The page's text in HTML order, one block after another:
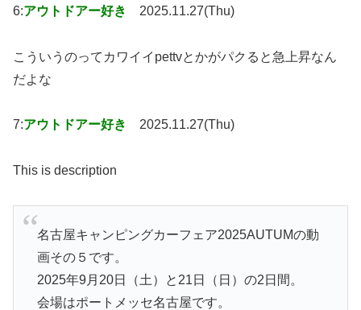
6:アウトドアー好き 2025.11.27(Thu)
こういうのってカワイイpettvとかがパクると急上昇なん
だよな
7:アウトドアー好き 2025.11.27(Thu)
This is description
名古屋キャンピングカーフェア2025AUTUMの動
画その５です。
2025年9月20日（土）と21日（日）の2日間。
会場はポートメッセ名古屋です。